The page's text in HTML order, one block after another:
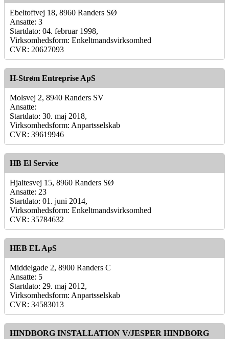
Ebeltoftvej 18, 8960 Randers SØ
Ansatte: 3
Startdato: 04. februar 1998,
Virksomhedsform: Enkeltmandsvirksomhed
CVR: 20627093
H-Strøm Entreprise ApS
Molsvej 2, 8940 Randers SV
Ansatte:
Startdato: 30. maj 2018,
Virksomhedsform: Anpartsselskab
CVR: 39619946
HB El Service
Hjaltesvej 15, 8960 Randers SØ
Ansatte: 23
Startdato: 01. juni 2014,
Virksomhedsform: Enkeltmandsvirksomhed
CVR: 35784632
HEB EL ApS
Middelgade 2, 8900 Randers C
Ansatte: 5
Startdato: 29. maj 2012,
Virksomhedsform: Anpartsselskab
CVR: 34583013
HINDBORG INSTALLATION V/JESPER HINDBORG